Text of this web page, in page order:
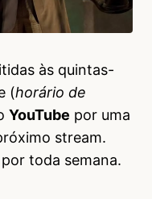
às quintas-
(horário de
YouTube por uma
stream.
toda semana.